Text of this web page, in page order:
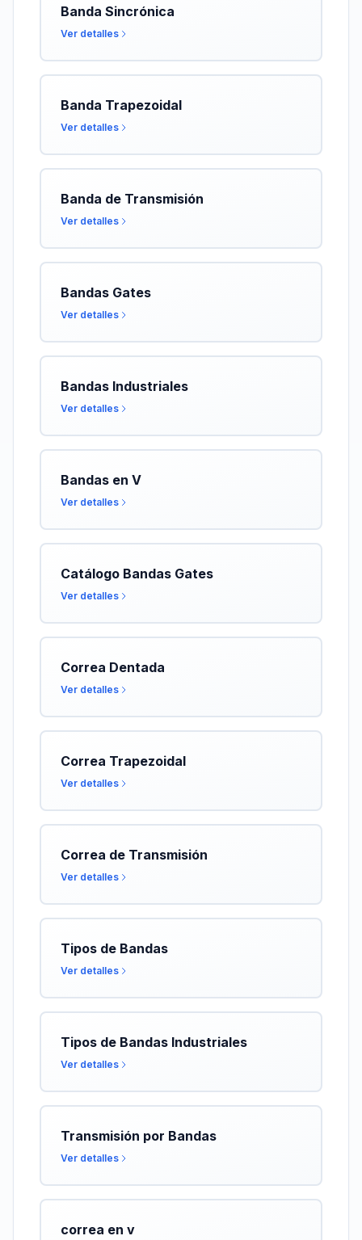
Banda Sincrónica
Ver detalles
Banda Trapezoidal
Ver detalles
Banda de Transmisión
Ver detalles
Bandas Gates
Ver detalles
Bandas Industriales
Ver detalles
Bandas en V
Ver detalles
Catálogo Bandas Gates
Ver detalles
Correa Dentada
Ver detalles
Correa Trapezoidal
Ver detalles
Correa de Transmisión
Ver detalles
Tipos de Bandas
Ver detalles
Tipos de Bandas Industriales
Ver detalles
Transmisión por Bandas
Ver detalles
correa en v